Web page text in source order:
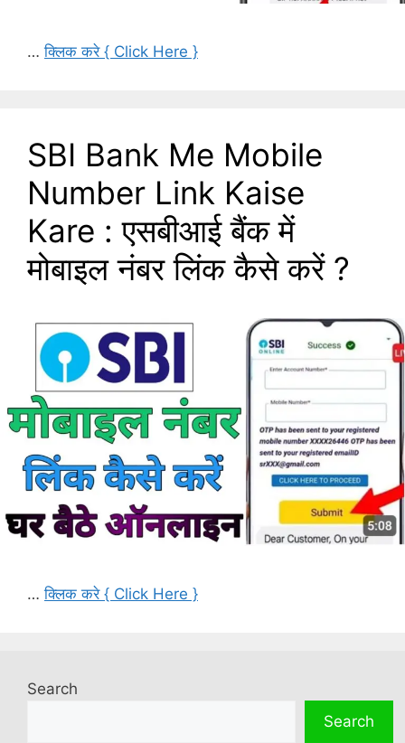
…क्लिक करे { Click Here }
SBI Bank Me Mobile
Number Link Kaise
Kare : एसबीआई बैंक में
मोबाइल नंबर लिंक कैसे करें ?
…क्लिक करे { Click Here }
Search
Search